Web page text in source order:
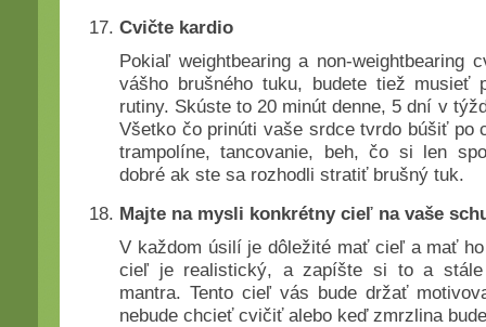
Cvičte kardio
Pokiaľ weightbearing a non-weightbearing
vášho brušného tuku, budete tiež
rutiny. Skúste to 20 minút denne, 5 dní v
Všetko čo prinúti vaše srdce tvrdo búšiť po
trampolíne, tancovanie, beh, čo si len
dobré ak ste sa rozhodli stratiť brušný tuk.
Majte na mysli konkrétny cieľ na vaše
V každom úsilí je dôležité mať cieľ a mať
cieľ je realistický, a zapíšte si to a
mantra. Tento cieľ vás bude držať
nebude chcieť cvičiť alebo keď zmrzlina